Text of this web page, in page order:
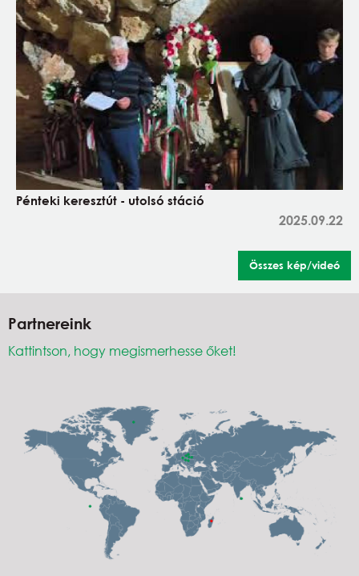
Pénteki keresztút - utolsó stáció
2025.09.22
Összes kép/videó
Partnereink
Kattintson, hogy megismerhesse őket!